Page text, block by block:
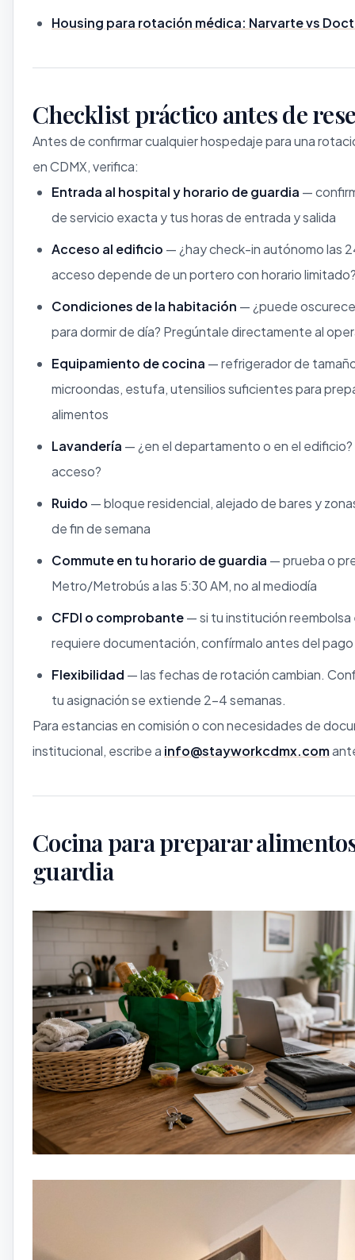
Housing para rotación médica: Narvarte vs
Checklist práctico antes de
Antes de confirmar cualquier hospedaje para una
en CDMX, verifica:
Entrada al hospital y horario de guardia —
de servicio exacta y tus horas de entrada y salida
Acceso al edificio — ¿hay check-in autónomo las
acceso depende de un portero con horario
Condiciones de la habitación — ¿puede
para dormir de día? Pregúntale directamente al
Equipamiento de cocina — refrigerador de
microondas, estufa, utensilios suficientes para
alimentos
Lavandería — ¿en el departamento o en el edificio?
acceso?
Ruido — bloque residencial, alejado de bares y
de fin de semana
Commute en tu horario de guardia — prueba o
Metro/Metrobús a las 5:30 AM, no al mediodía
CFDI o comprobante— si tu institución reembolsa
requiere documentación, confírmalo antes del pago
Flexibilidad — las fechas de rotación cambian.
tu asignación se extiende 2–4 semanas.
Para estancias en comisión o con necesidades de
institucional, escribe a info@stayworkcdmx.com
Cocina para preparar
guardia